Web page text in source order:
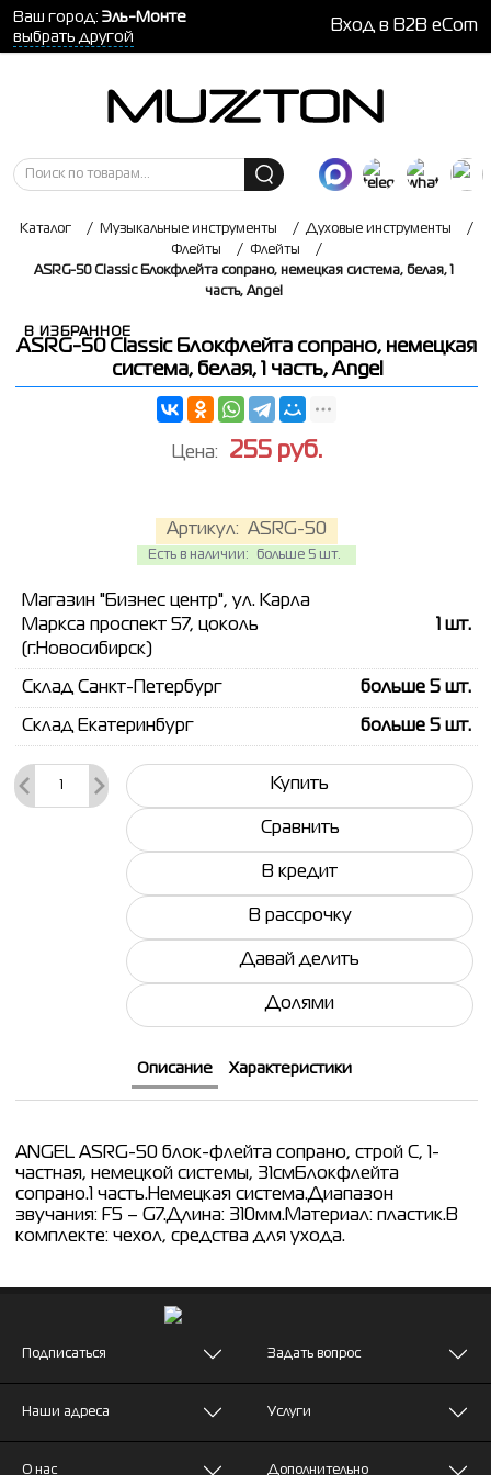
Ваш город: Эль-Монте
выбрать другой
Вход в B2B eCom
Каталог / Музыкальные инструменты / Духовые инструменты
/
Флейты
/ Флейты
/
ASRG-50 Classic Блокфлейта сопрано, немецкая система, белая, 1
часть, Angel
В ИЗБРАННОЕ
ASRG-50 Classic Блокфлейта сопрано, немецкая
система, белая, 1 часть, Angel
Артикул: ASRG-50
Есть в наличии: больше 5 шт.
Цена: 255 руб.
Магазин "Бизнес центр", ул. Карла
Маркса проспект 57, цоколь
(г.Новосибирск)
шт.
Склад Санкт-Петербург больше 5 шт.
Склад Екатеринбург больше 5 шт.
Купить
Сравнить
В кредит
В рассрочку
Давай делить
Долями
Описание Характеристики
ANGEL ASRG-50 блок-флейта сопрано, строй С, 1-
частная, немецкой системы, 31смБлокфлейта
сопрано.1 часть.Немецкая система.Диапазон
звучания: F5 – G7.Длина: 310мм.Материал: пластик.В
комплекте: чехол, средства для ухода.
Подписаться
Наши адреса
О нас
Задать вопрос
Услуги
Дополнительно